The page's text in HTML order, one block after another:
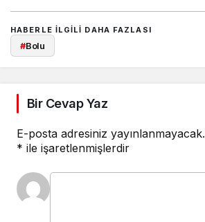
HABERLE ILGILI DAHA FAZLASI
#Bolu
Bir Cevap Yaz
E-posta adresiniz yayınlanmayacak.
* ile işaretlenmişlerdir